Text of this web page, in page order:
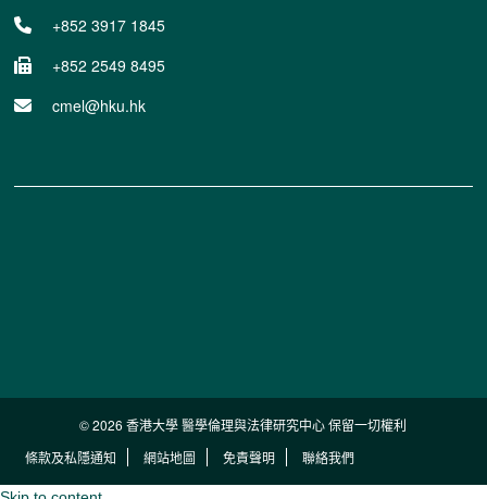
+852 3917 1845
+852 2549 8495
cmel@hku.hk
© 2026 香港大學 醫學倫理與法律研究中心 保留一切權利
條款及私隱通知
網站地圖 免責聲明 聯絡我們